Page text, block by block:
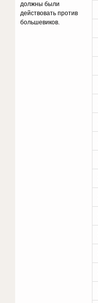
должны были
действовать против
большевиков.